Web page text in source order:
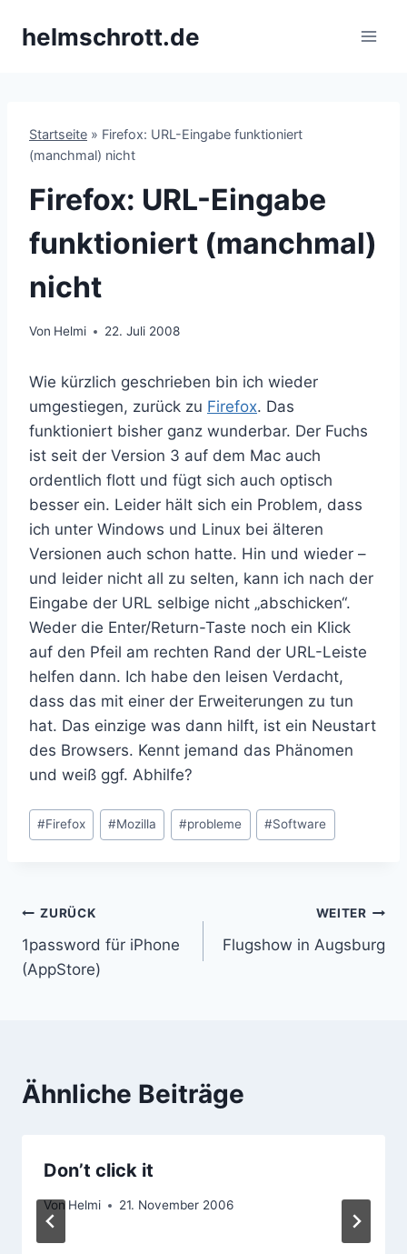
Inhalthelmschrott.de
Startseite » Firefox: URL-Eingabe funktioniert
(manchmal) nicht
Firefox: URL-Eingabe
funktioniert (manchmal)
nicht
Von Helmi 22. Juli 2008
Wie kürzlich geschrieben bin ich wieder
umgestiegen, zurück zu Firefox. Das
funktioniert bisher ganz wunderbar. Der Fuchs
ist seit der Version 3 auf dem Mac auch
ordentlich flott und fügt sich auch optisch
besser ein. Leider hält sich ein Problem, dass
ich unter Windows und Linux bei älteren
Versionen auch schon hatte. Hin und wieder –
und leider nicht all zu selten, kann ich nach der
Eingabe der URL selbige nicht „abschicken“.
Weder die Enter/Return-Taste noch ein Klick
auf den Pfeil am rechten Rand der URL-Leiste
helfen dann. Ich habe den leisen Verdacht,
dass das mit einer der Erweiterungen zu tun
hat. Das einzige was dann hilft, ist ein Neustart
des Browsers. Kennt jemand das Phänomen
und weiß ggf. Abhilfe?
Schlagworte:
#Firefox #Mozilla #probleme #Software
Beitragsnavigation
ZURÜCK
1password für iPhone
(AppStore)
WEITER
Flugshow in Augsburg
Ähnliche Beiträge
Don’t click it
Von Helmi 21. November 2006